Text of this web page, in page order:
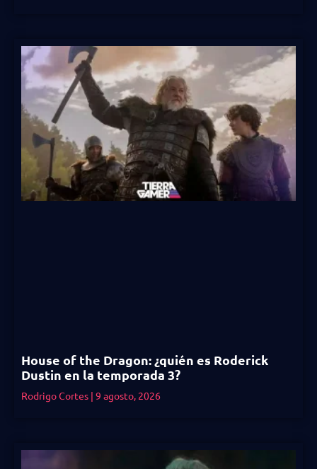
House of the Dragon: ¿quién es Roderick
Dustin en la temporada 3?
Rodrigo Cortes 9 agosto, 2026